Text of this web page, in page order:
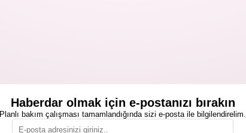
Haberdar olmak için e-postanızı bırakın
Planlı bakım çalışması tamamlandığında sizi e-posta ile bilgilendirelim.